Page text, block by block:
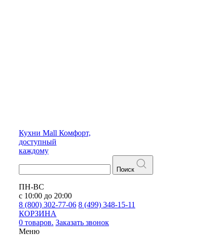
Кухни Mall Комфорт,
доступный
каждому
Поиск
ПН-ВС
с 10:00 до 20:00
8 (800) 302-77-06 8 (499) 348-15-11
КОРЗИНА
0 товаров. Заказать звонок
Меню